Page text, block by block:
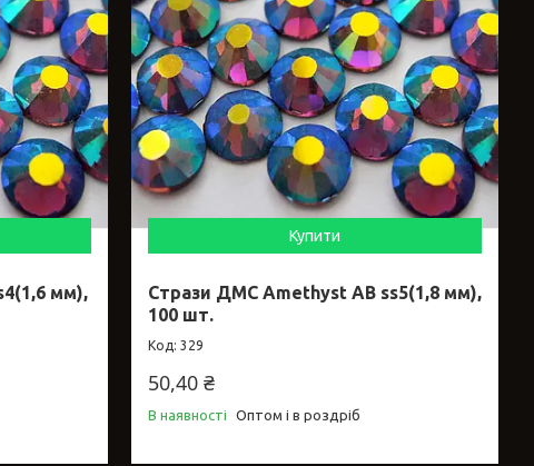
мм),
Купити
Стрази ДМС Amethyst AB ss5(1,8 мм),
100 шт.
329
50,40 ₴
В наявності Оптом і в роздріб